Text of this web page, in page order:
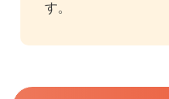
す。